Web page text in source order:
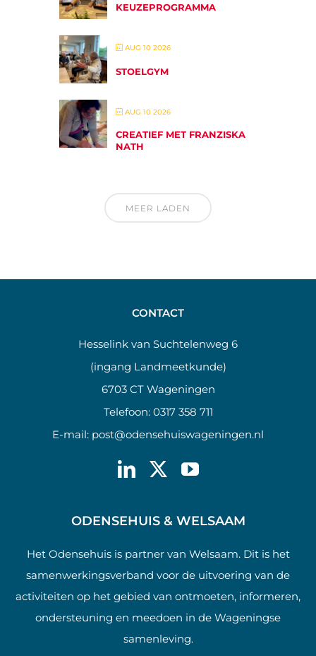
KEUZEPROGRAMMA
AUG 10 2026
STOELGYM
AUG 10 2026
CREATIEF MET FRANZISKA
NATH
MEER LADEN
CONTACT
Hesselink van Suchtelenweg 6
(ingang Landmeetkunde)
6703 CT Wageningen
Telefoon: 0317 358 711
E-mail: post@odensehuiswageningen.nl
ODENSEHUIS & WELSAAM
Het Odensehuis is partner van Welsaam. Dit is het
samenwerkingsverband voor de uitvoering van de
activiteiten op het gebied van ontmoeten, informeren,
ondersteuning en meedoen in de Wageningse
samenleving.